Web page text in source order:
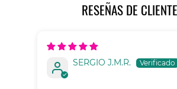
RESEÑAS DE
SERGIO J.M.R.